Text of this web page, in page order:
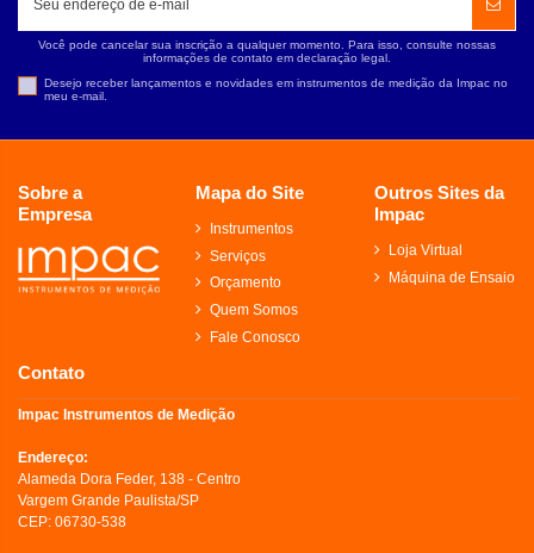
Você pode cancelar sua inscrição a qualquer momento. Para isso, consulte nossas
informações de contato em declaração legal.
Desejo receber lançamentos e novidades em instrumentos de medição da Impac no
meu e-mail.
Sobre a
Empresa
Mapa do Site
Instrumentos
Serviços
Orçamento
Quem Somos
Fale Conosco
Outros Sites da
Impac
Loja Virtual
Máquina de Ensaio
Contato
Impac Instrumentos de Medição
Endereço:
Alameda Dora Feder, 138 - Centro
Vargem Grande Paulista/SP
CEP: 06730-538